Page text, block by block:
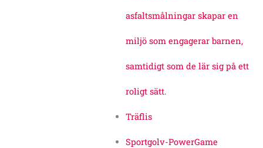
asfaltsmålningar skapar en
miljö som engagerar barnen,
samtidigt som de lär sig på ett
roligt sätt.
Träflis
Sportgolv-PowerGame